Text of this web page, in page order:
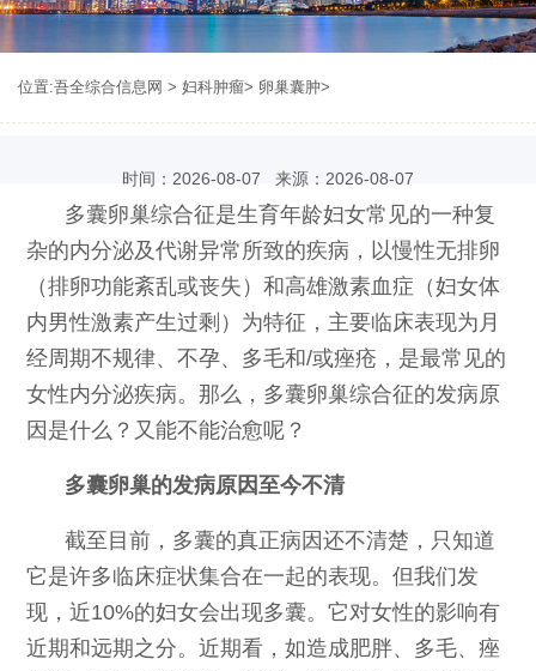
位置:吾全综合信息网 > 妇科肿瘤> 卵巢囊肿>
时间：2026-08-07 来源：2026-08-07
多囊卵巢综合征是生育年龄妇女常见的一种复
杂的内分泌及代谢异常所致的疾病，以慢性无排卵
（排卵功能紊乱或丧失）和高雄激素血症（妇女体
内男性激素产生过剩）为特征，主要临床表现为月
经周期不规律、不孕、多毛和/或痤疮，是最常见的
女性内分泌疾病。那么，多囊卵巢综合征的发病原
因是什么？又能不能治愈呢？
多囊卵巢的发病原因至今不清
截至目前，多囊的真正病因还不清楚，只知道
它是许多临床症状集合在一起的表现。但我们发
现，近10%的妇女会出现多囊。它对女性的影响有
近期和远期之分。近期看，如造成肥胖、多毛、痤